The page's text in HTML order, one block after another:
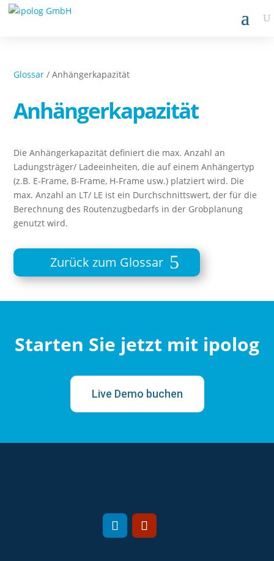
Glossar / Anhängerkapazität
Anhängerkapazität
Die Anhängerkapazität definiert die max. Anzahl an
Ladungsträger/ Ladeeinheiten, die auf einem Anhängertyp
(z.B. E-Frame, B-Frame, H-Frame usw.) platziert wird. Die
max. Anzahl an LT/ LE ist ein Durchschnittswert, der für die
Berechnung des Routenzugbedarfs in der Grobplanung
genutzt wird.
Zurück zum Glossar
Starten Sie jetzt mit ipolog
Live Demo buchen